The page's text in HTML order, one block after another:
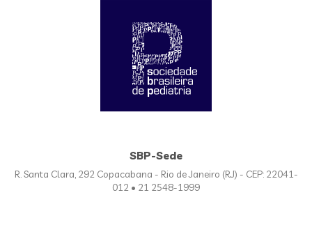
SBP-Sede
R. Santa Clara, 292 Copacabana - Rio de Janeiro (RJ) - CEP: 22041-
012 • 21 2548-1999